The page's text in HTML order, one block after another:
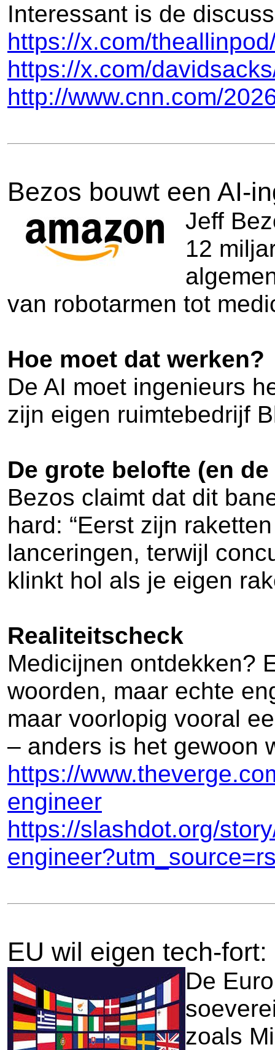
Interessant is de
https://x.com/
https://x.com/
http://www.cnn.com/
Bezos bouwt een AI-
Jeff
12
van robotarmen tot
Hoe moet dat werken?
De AI moet ingenieurs
zijn eigen ruimtebedrijf
De grote belofte (en
Bezos claimt dat dit
hard: “Eerst zijn
lanceringen, terwijl
klinkt hol als je eigen
Realiteitscheck
Medicijnen ontdekken?
woorden, maar echte
maar voorlopig vooral
– anders is het gewoon
https://
engineer
https://slashdot.org/
EU wil eigen tech-
De
zoals